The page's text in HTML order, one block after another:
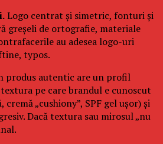
Logo centrat și simetric, fonturi și
greșeli de ortografie, materiale
au adesea logo-uri
typos.
produs autentic are un profil
pe care brandul e cunoscut
cremă „cushiony”, SPF gel ușor) și
Dacă textura sau mirosul „nu